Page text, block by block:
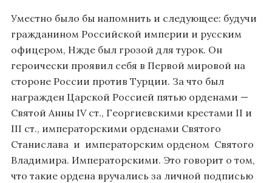
Уместно было бы напомнить и следующее: будучи
гражданином Российской империи и русским
офицером, Нжде был грозой для турок. Он
героически проявил себя в Первой мировой на
стороне России против Турции. За что был
награжден Царской Россией пятью орденами —
Святой Анны IV ст., Георгиевскими крестами II и
III ст., императорскими орденами Святого
Станислава и императорским орденом Святого
Владимира. Императорскими. Это говорит о том,
что такие ордена вручались за личной подписью